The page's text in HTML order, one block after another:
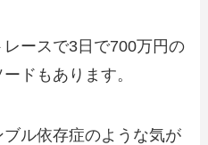
ースで3日で700万円の
ドもあります。
ル依存症のような気が